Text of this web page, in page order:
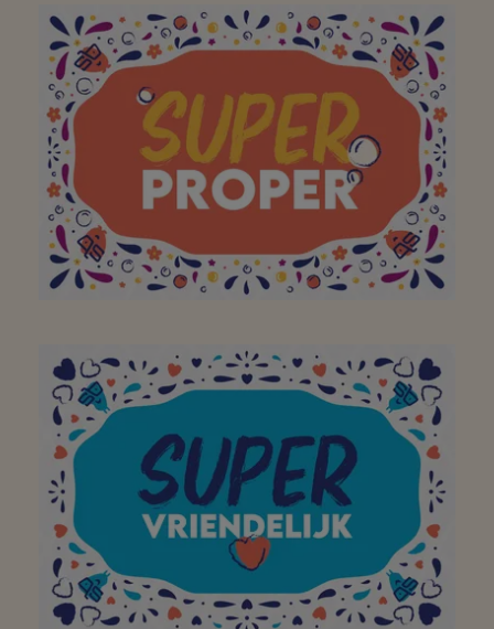
remportez le titre car
vous êtes une super
équipe, toujours le
sourire malgré les
heures de travail
ardues, toujours
aimable. Merci pour
votre professionnalisme.
À mon supermarché de
quartier préféré pour un
engagement quotidien
pour un (super)quartier
propre ! Merci!